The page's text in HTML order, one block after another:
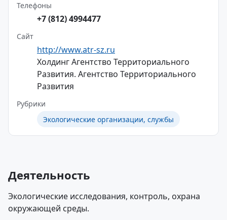
Телефоны
+7 (812) 4994477
Сайт
http://www.atr-sz.ru
Холдинг Агентство Территориального
Развития. Агентство Территориального
Развития
Рубрики
Экологические организации, службы
Деятельность
Экологические исследования, контроль, охрана
окружающей среды.